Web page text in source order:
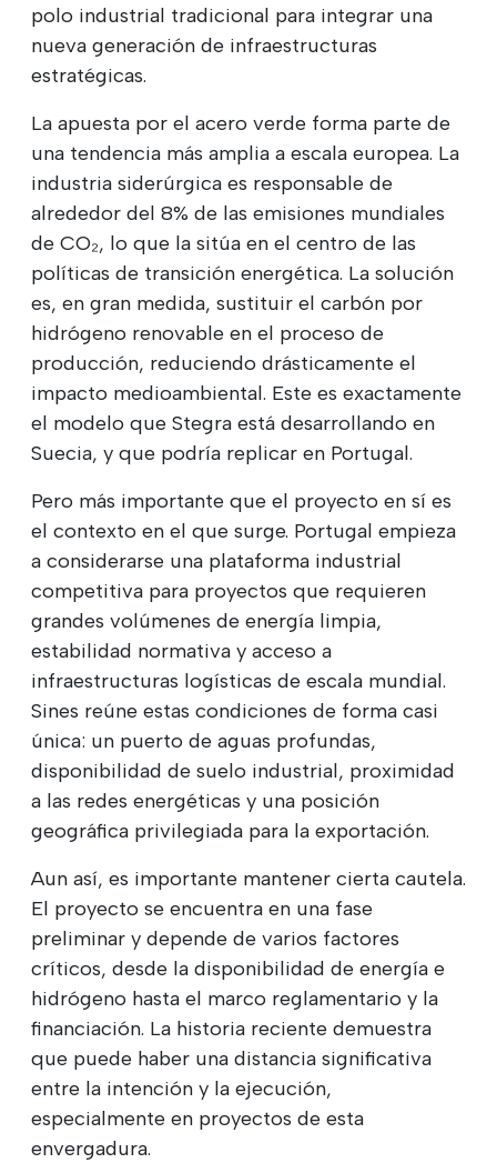
polo industrial tradicional para integrar una
nueva generación de infraestructuras
estratégicas.
La apuesta por el acero verde forma parte de
una tendencia más amplia a escala europea. La
industria siderúrgica es responsable de
alrededor del 8% de las emisiones mundiales
de CO₂, lo que la sitúa en el centro de las
políticas de transición energética. La solución
es, en gran medida, sustituir el carbón por
hidrógeno renovable en el proceso de
producción, reduciendo drásticamente el
impacto medioambiental. Este es exactamente
el modelo que Stegra está desarrollando en
Suecia, y que podría replicar en Portugal.
Pero más importante que el proyecto en sí es
el contexto en el que surge. Portugal empieza
a considerarse una plataforma industrial
competitiva para proyectos que requieren
grandes volúmenes de energía limpia,
estabilidad normativa y acceso a
infraestructuras logísticas de escala mundial.
Sines reúne estas condiciones de forma casi
única: un puerto de aguas profundas,
disponibilidad de suelo industrial, proximidad
a las redes energéticas y una posición
geográfica privilegiada para la exportación.
Aun así, es importante mantener cierta cautela.
El proyecto se encuentra en una fase
preliminar y depende de varios factores
críticos, desde la disponibilidad de energía e
hidrógeno hasta el marco reglamentario y la
financiación. La historia reciente demuestra
que puede haber una distancia significativa
entre la intención y la ejecución,
especialmente en proyectos de esta
envergadura.